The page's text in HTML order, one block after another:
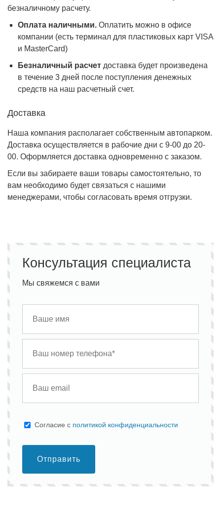
безналичному расчету.
Оплата наличными. Оплатить можно в офисе
компании (есть терминал для пластиковых карт VISA
и MasterCard)
Безналичный расчетдоставка будет произведена
в течение 3 дней после поступления денежных
средств на наш расчетный счет.
Доставка
Наша компания располагает собственным автопарком.
Доставка осуществляется в рабочие дни с 9-00 до 20-
00. Оформляется доставка одновременно с заказом.
Если вы забираете ваши товары самостоятельно, то
вам необходимо будет связаться с нашими
менеджерами, чтобы согласовать время отгрузки.
Консультация специалиста
Мы свяжемся с вами
Cогласие с политикой конфиденциальности
Отправить